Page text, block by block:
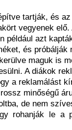
tartják, és
vegyenek elő.
például azt
és próbálják
maguk is
A diákok
a reklamálást
minőségű
de nem
rohanják le a